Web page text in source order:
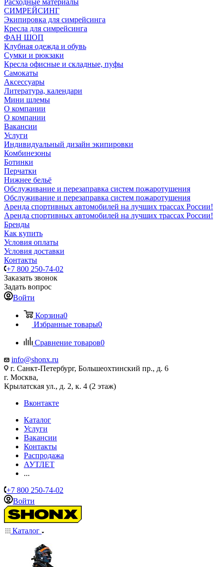
Расходные материалы
СИМРЕЙСИНГ
Экипировка для симрейсинга
Кресла для симрейсинга
ФАН ШОП
Клубная одежда и обувь
Сумки и рюкзаки
Кресла офисные и складные, пуфы
Самокаты
Аксессуары
Литература, календари
Мини шлемы
О компании
О компании
Вакансии
Услуги
Индивидуальный дизайн экипировки
Комбинезоны
Ботинки
Перчатки
Нижнее бельё
Обслуживание и перезаправка систем пожаротушения
Обслуживание и перезаправка систем пожаротушения
Аренда спортивных автомобилей на лучших трассах России!
Аренда спортивных автомобилей на лучших трассах России!
Бренды
Как купить
Условия оплаты
Условия доставки
Контакты
+7 800 250-74-02
Заказать звонок
Задать вопрос
Войти
Корзина0
Избранные товары0
Сравнение товаров0
info@shonx.ru
г. Санкт-Петербург, Большеохтинский пр., д. 6
г. Москва,
Крылатская ул., д. 2, к. 4 (2 этаж)
Вконтакте
Каталог
Услуги
Вакансии
Контакты
Распродажа
АУТЛЕТ
...
+7 800 250-74-02
Войти
Каталог